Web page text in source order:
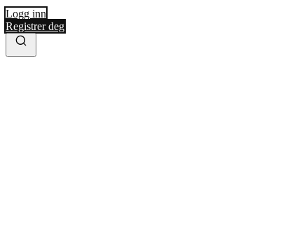
Logg inn
Registrer deg